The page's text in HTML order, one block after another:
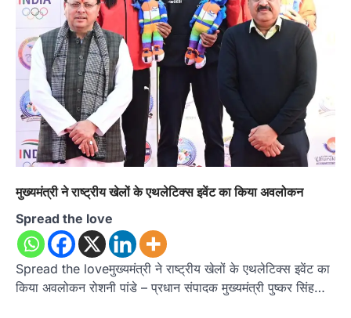
मुख्यमंत्री ने राष्ट्रीय खेलों के एथलेटिक्स इवेंट का किया अवलोकन
Spread the love
Spread the loveमुख्यमंत्री ने राष्ट्रीय खेलों के एथलेटिक्स इवेंट का
किया अवलोकन रोशनी पांडे – प्रधान संपादक मुख्यमंत्री पुष्कर सिंह…